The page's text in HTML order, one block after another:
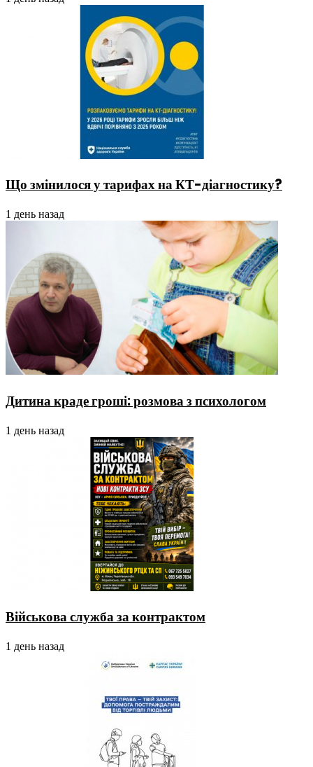
Що змінилося у тарифах на КТ-діагностику?
1 день назад
Дитина краде гроші: розмова з психологом
1 день назад
Військова служба за контрактом
1 день назад